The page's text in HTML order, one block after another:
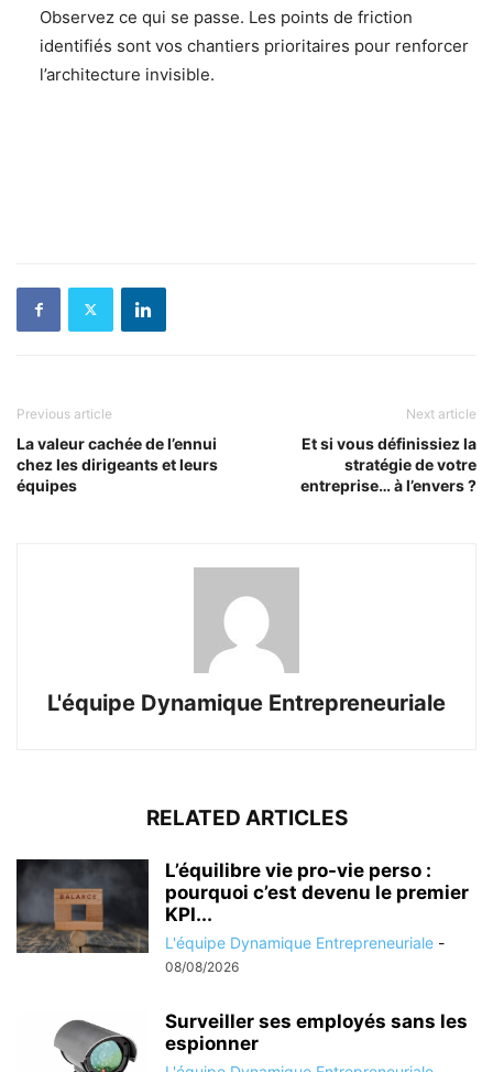
Observez ce qui se passe. Les points de friction
identifiés sont vos chantiers prioritaires pour renforcer
l’architecture invisible.
Previous article
La valeur cachée de l’ennui
chez les dirigeants et leurs
équipes
Next article
Et si vous définissiez la
stratégie de votre
entreprise… à l’envers ?
L'équipe Dynamique Entrepreneuriale
RELATED ARTICLES
L’équilibre vie pro-vie perso :
pourquoi c’est devenu le premier
KPI...
L'équipe Dynamique Entrepreneuriale -
08/08/2026
Surveiller ses employés sans les
espionner